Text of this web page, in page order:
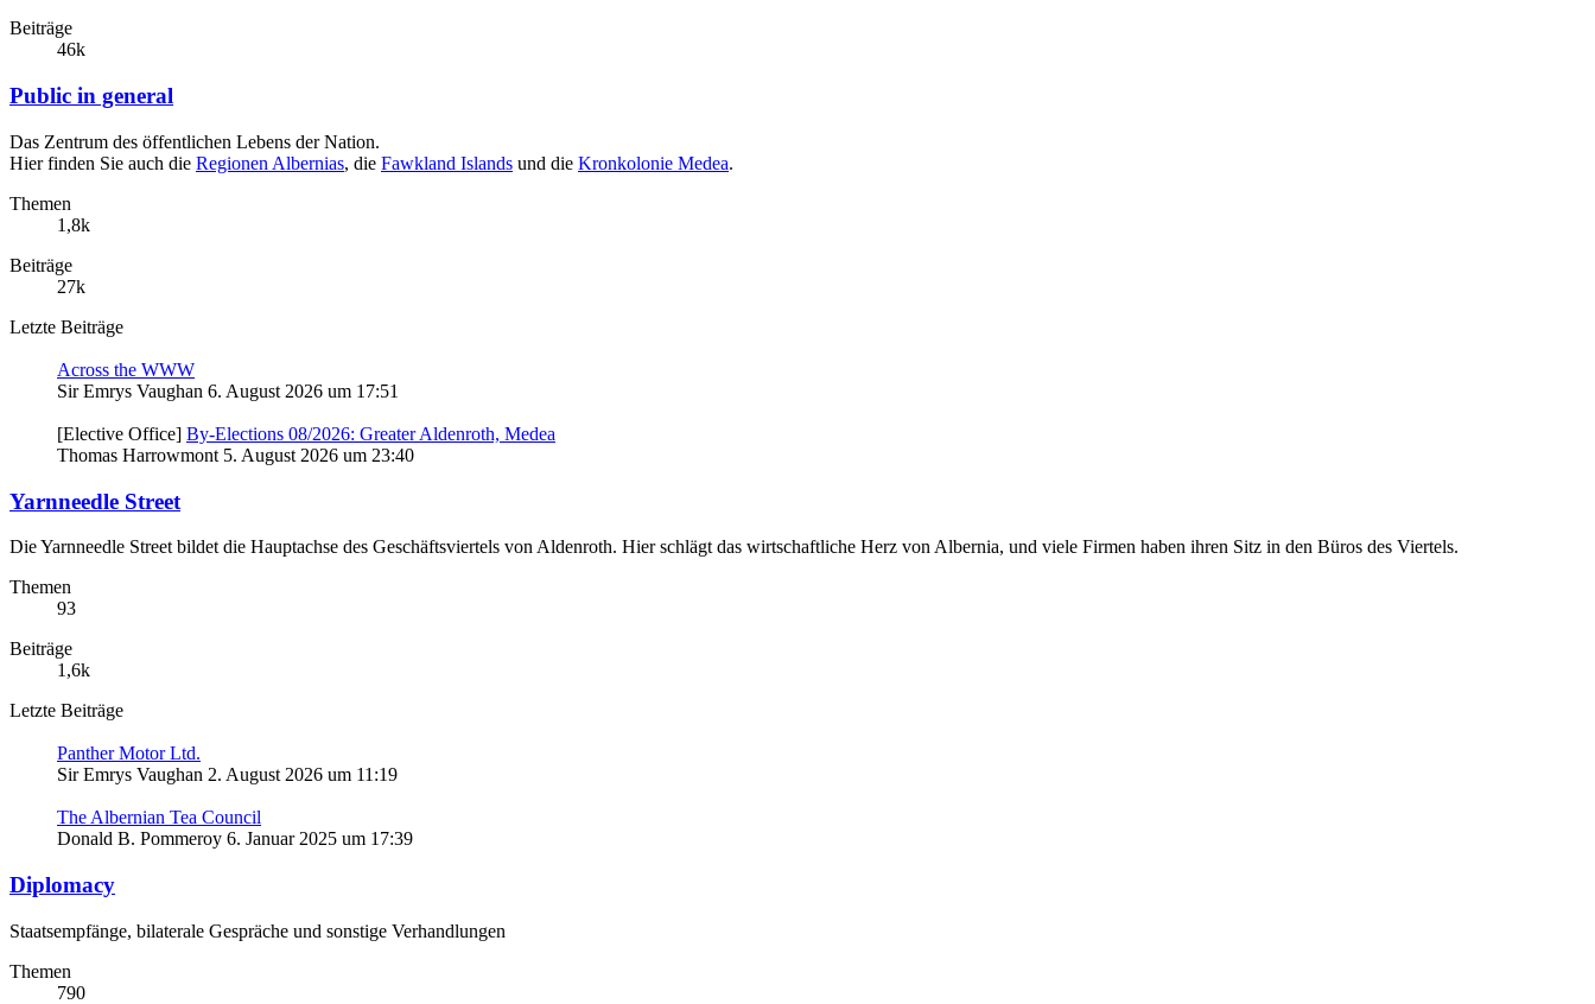
Beiträge
46k
Public in general
Das Zentrum des öffentlichen Lebens der Nation.
Hier finden Sie auch die Regionen Albernias, die Fawkland Islands und die Kronkolonie Medea.
Themen
1,8k
Beiträge
27k
Letzte Beiträge
Across the WWW
Sir Emrys Vaughan 6. August 2026 um 17:51
[Elective Office] By-Elections 08/2026: Greater Aldenroth, Medea
Thomas Harrowmont 5. August 2026 um 23:40
Yarnneedle Street
Die Yarnneedle Street bildet die Hauptachse des Geschäftsviertels von Aldenroth. Hier schlägt das wirtschaftliche Herz von Albernia, und viele Firmen haben ihren Sitz in den Büros des Viertels.
Themen
93
Beiträge
1,6k
Letzte Beiträge
Panther Motor Ltd.
Sir Emrys Vaughan 2. August 2026 um 11:19
The Albernian Tea Council
Donald B. Pommeroy 6. Januar 2025 um 17:39
Diplomacy
Staatsempfänge, bilaterale Gespräche und sonstige Verhandlungen
Themen
790